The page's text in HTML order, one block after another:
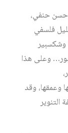
حسن حنفي،
فلسفي
وشكسبير
وعلى هذا
وعمقها، وقد